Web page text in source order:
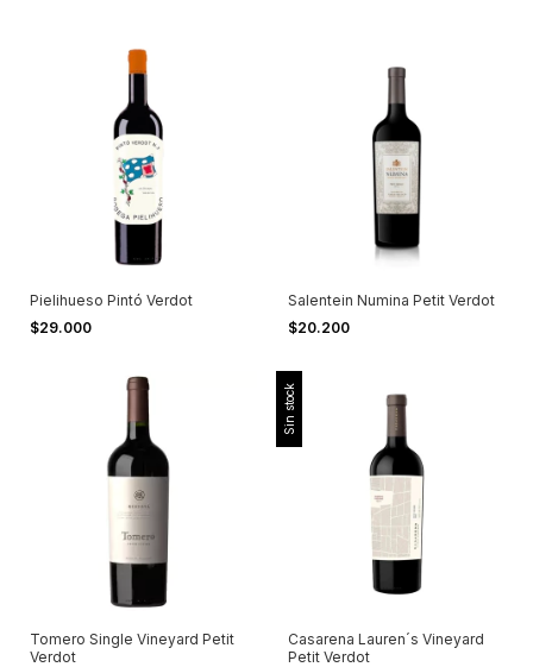
Pielihueso Pintó Verdot
$29.000
Salentein Numina Petit Verdot
$20.200
Tomero Single Vineyard Petit
Verdot
Sin stock
Casarena Lauren´s Vineyard
Petit Verdot